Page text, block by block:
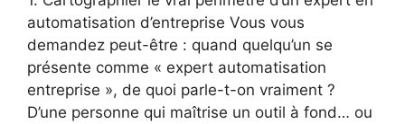
automatisation d’entreprise Vous vous
demandez peut-être : quand quelqu’un se
présente comme « expert automatisation
entreprise », de quoi parle-t-on vraiment ?
D’une personne qui maîtrise un outil à fond… ou